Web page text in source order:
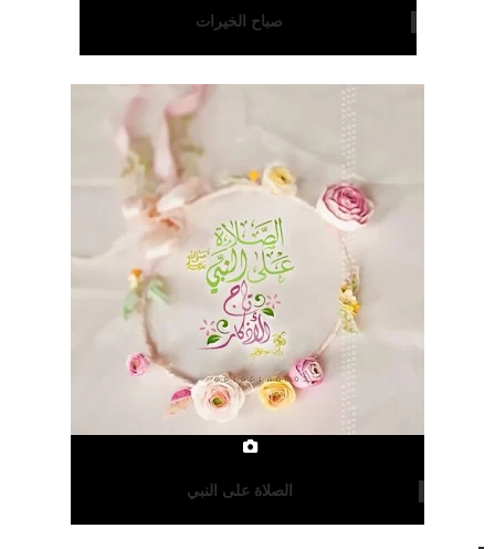
صباح الخيرات
الصلاة على النبي